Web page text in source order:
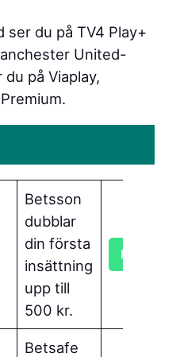
ser du på TV4 Play+
United-
på Viaplay,
Betsson
dubblar
din första
insättning
upp till
500 kr.
Hämta
Betsafe